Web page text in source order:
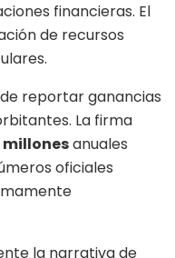
financieras. El
de recursos
reportar ganancias
La firma
millonesanuales
oficiales
la narrativa de